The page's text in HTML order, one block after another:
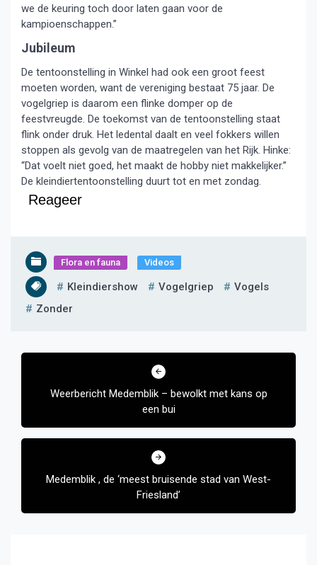
we de keuring toch door laten gaan voor de
kampioenschappen.”
Jubileum
De tentoonstelling in Winkel had ook een groot feest
moeten worden, want de vereniging bestaat 75 jaar. De
vogelgriep is daarom een flinke domper op de
feestvreugde. De toekomst van de tentoonstelling staat
flink onder druk. Het ledental daalt en veel fokkers willen
stoppen als gevolg van de maatregelen van het Rijk. Hinke:
“Dat voelt niet goed, het maakt de hobby niet makkelijker.”
De kleindiertentoonstelling duurt tot en met zondag.
Reageer
Flora en fauna Videos
Kleindiershow Vogelgriep
Vogels
Zonder
Bericht
Weerbericht Medemblik – bewolkt met kans op
een bui
Medemblik , de ‘meest bruisende stad van West-
Friesland’